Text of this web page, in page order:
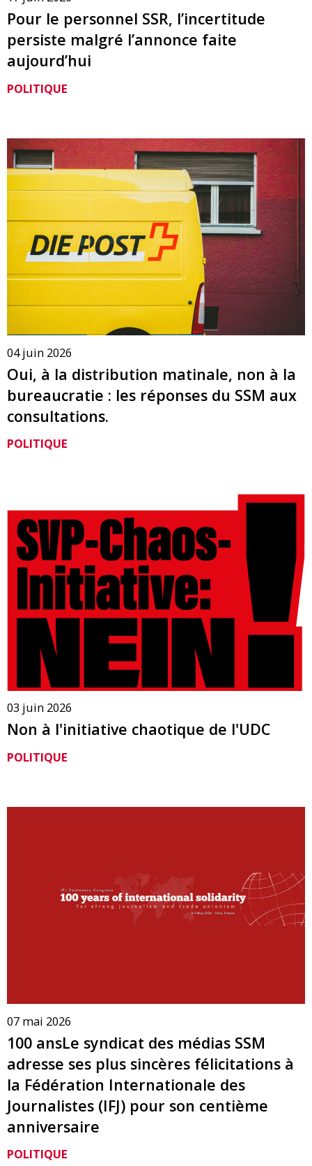
Pour le personnel SSR, l’incertitude
persiste malgré l’annonce faite
aujourd’hui
POLITIQUE
04 juin 2026
Oui, à la distribution matinale, non à la
bureaucratie : les réponses du SSM aux
consultations.
POLITIQUE
03 juin 2026
Non à l'initiative chaotique de l'UDC
POLITIQUE
07 mai 2026
100 ansLe syndicat des médias SSM
adresse ses plus sincères félicitations à
la Fédération Internationale des
Journalistes (IFJ) pour son centième
anniversaire
POLITIQUE